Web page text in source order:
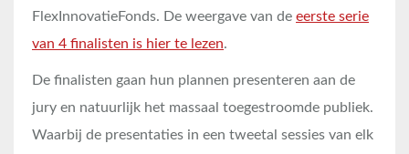
FlexInnovatieFonds. De weergave van de eerste serie
van 4 finalisten is hier te lezen.
De finalisten gaan hun plannen presenteren aan de
jury en natuurlijk het massaal toegestroomde publiek.
Waarbij de presentaties in een tweetal sessies van elk